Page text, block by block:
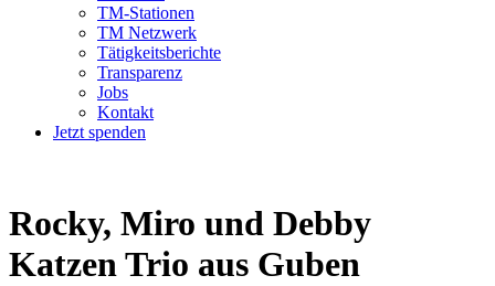
TM-Stationen
TM Netzwerk
Tätigkeitsberichte
Transparenz
Jobs
Kontakt
Jetzt spenden
Rocky, Miro und Debby
Katzen Trio aus Guben